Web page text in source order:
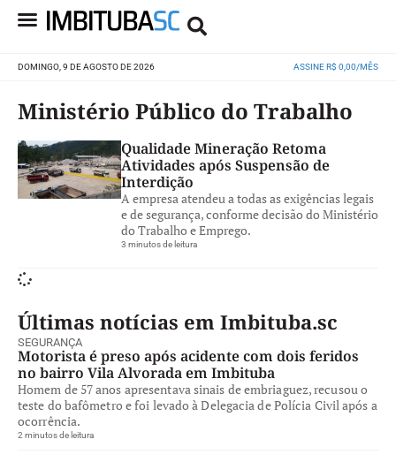
DOMINGO, 9 DE AGOSTO DE 2026 ASSINE R$ 0,00/MÊS
Ministério Público do Trabalho
Qualidade Mineração Retoma
Atividades após Suspensão de
Interdição
A empresa atendeu a todas as exigências legais
e de segurança, conforme decisão do Ministério
do Trabalho e Emprego.
3 minutos de leitura
Últimas notícias em Imbituba.sc
SEGURANÇA
Motorista é preso após acidente com dois feridos
no bairro Vila Alvorada em Imbituba
Homem de 57 anos apresentava sinais de embriaguez, recusou o
teste do bafômetro e foi levado à Delegacia de Polícia Civil após a
ocorrência.
2 minutos de leitura